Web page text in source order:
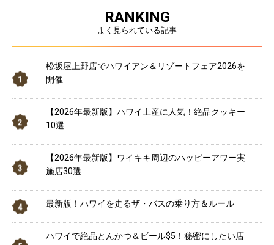
RANKING
よく見られている記事
松坂屋上野店でハワイアン＆リゾートフェア2026を
開催
【2026年最新版】ハワイ土産に人気！絶品クッキー
10選
【2026年最新版】ワイキキ周辺のハッピーアワー実
施店30選
最新版！ハワイを走るザ・バスの乗り方＆ルール
ハワイで絶品とんかつ＆ビール$5！秘密にしたい店